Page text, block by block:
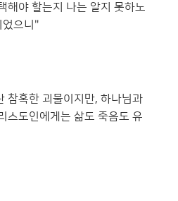
해야 할는지 나는 알지 못하노
었으니"
참혹한 괴물이지만, 하나님과
스도인에게는 삶도 죽음도 유